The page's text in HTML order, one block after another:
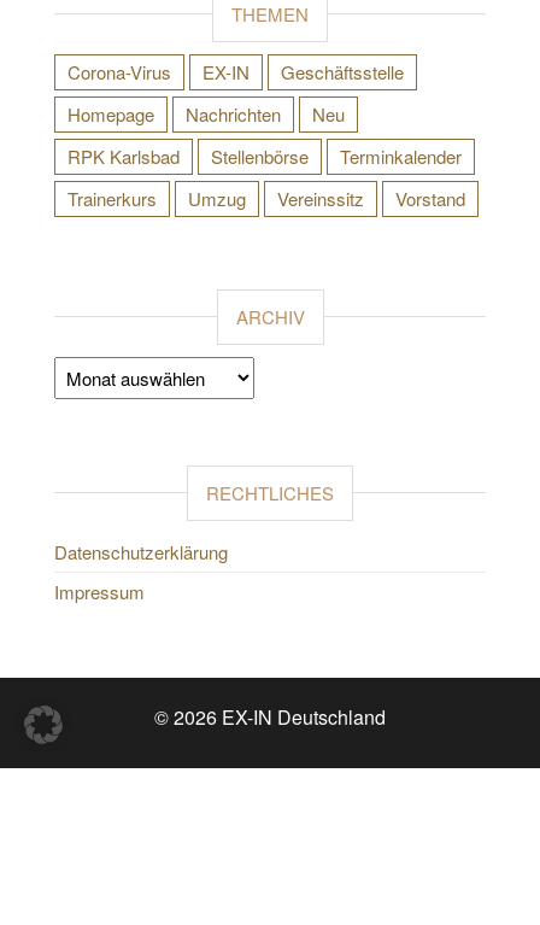
THEMEN
Corona-Virus EX-IN
Geschäftsstelle
Homepage
Nachrichten
Neu
RPK Karlsbad
Stellenbörse
Terminkalender
Trainerkurs
Umzug Vereinssitz Vorstand
ARCHIV
Archiv
RECHTLICHES
Datenschutzerklärung
Impressum
© 2026 EX-IN Deutschland